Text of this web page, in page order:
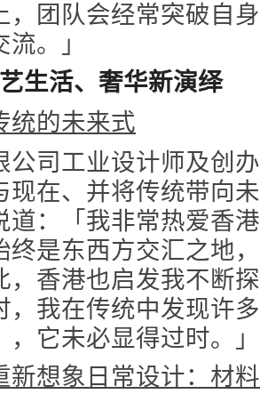
，团队会经常突破自
。」
生活、奢华新演绎
统的未来式
公司工业设计师及创
现在、并将传统带向
道：「我非常热爱香
终是东西方交汇之地
，香港也启发我不断
，我在传统中发现许
它未必显得过时。」
新想象日常设计⁠⁠⁠⁠：材